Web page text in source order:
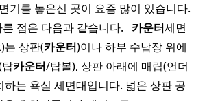
기를 놓은신 곳이 요즘 많이 있습니다.
점은 다음과 같습니다.
카운터세면
상판(카운터)이나 하부 수납장 위에
카운터/탑볼), 상판 아래에 매립(언더
하는 욕실 세면대입니다. 넓은 상판 공